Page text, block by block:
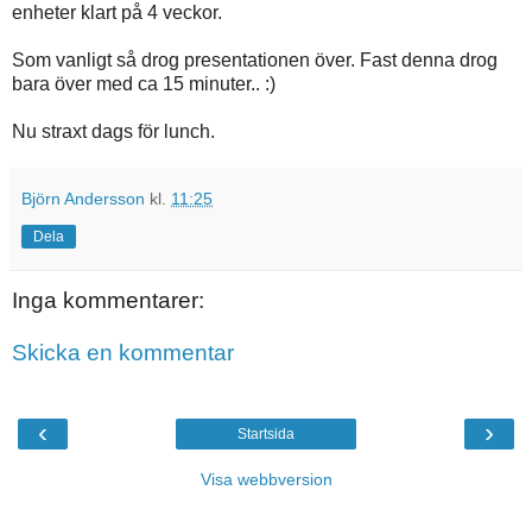
enheter klart på 4 veckor.
Som vanligt så drog presentationen över. Fast denna drog
bara över med ca 15 minuter.. :)
Nu straxt dags för lunch.
Björn Andersson kl. 11:25
Dela
Inga kommentarer:
Skicka en kommentar
‹ ›
Startsida
Visa webbversion